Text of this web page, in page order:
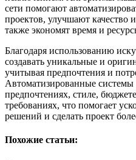
сети помогают
проектов, улучшают качество
также экономят время и
Благодаря использованию
создавать уникальные и
учитывая предпочтения и
Автоматизированные
предпочтениях, стиле,
требованиях, что помогает
решений и сделать проект
Похожие статьи: